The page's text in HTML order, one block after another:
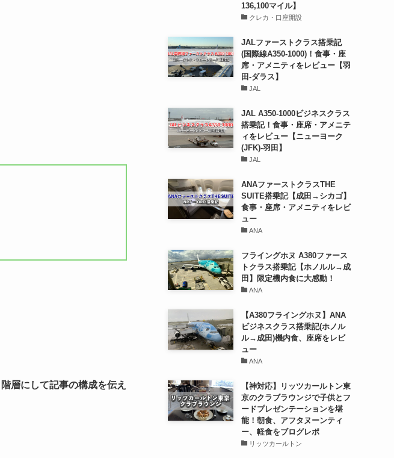
階層にして記事の構成を伝え
136,100マイル】
クレカ・口座開設
JALファーストクラス搭乗記
(国際線A350-1000)！食事・座
席・アメニティをレビュー【羽
田-ダラス】
JAL
JAL A350-1000ビジネスクラス
搭乗記！食事・座席・アメニテ
ィをレビュー【ニューヨーク
(JFK)-羽田】
JAL
ANAファーストクラスTHE
SUITE搭乗記【成田→シカゴ】
食事・座席・アメニティをレビ
ュー
ANA
フライングホヌ A380ファース
トクラス搭乗記【ホノルル→成
田】限定機内食に大感動！
ANA
【A380フライングホヌ】ANA
ビジネスクラス搭乗記(ホノル
ル→成田)機内食、座席をレビ
ュー
ANA
【神対応】リッツカールトン東
京のクラブラウンジで子供とフ
ードプレゼンテーションを堪
能！朝食、アフタヌーンティ
ー、軽食をブログレポ
リッツカールトン